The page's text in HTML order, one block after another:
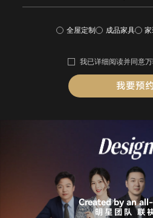
全屋定制 成品家具
我已详细阅读并同意
我要预约
Created by an
明星团队 联